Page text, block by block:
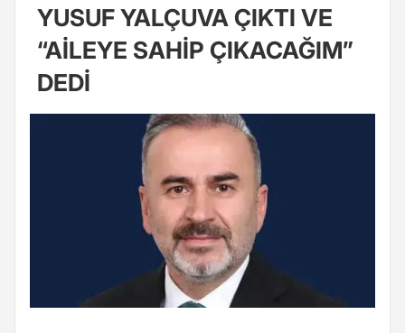
YUSUF YALÇUVA ÇIKTI VE
“AİLEYE SAHİP ÇIKACAĞIM”
DEDİ